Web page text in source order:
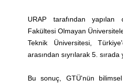
URAP tarafından yapılan
Fakültesi Olmayan
Teknik Üniversitesi,
arasından sıyrılarak 5. sırada
Bu sonuç, GTÜ'nün